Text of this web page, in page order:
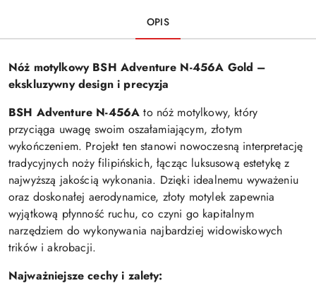
OPIS
Nóż motylkowy BSH Adventure N-456A Gold –
ekskluzywny design i precyzja
BSH Adventure N-456A to nóż motylkowy, który
przyciąga uwagę swoim oszałamiającym, złotym
wykończeniem. Projekt ten stanowi nowoczesną interpretację
tradycyjnych noży filipińskich, łącząc luksusową estetykę z
najwyższą jakością wykonania. Dzięki idealnemu wyważeniu
oraz doskonałej aerodynamice, złoty motylek zapewnia
wyjątkową płynność ruchu, co czyni go kapitalnym
narzędziem do wykonywania najbardziej widowiskowych
trików i akrobacji.
Najważniejsze cechy i zalety: